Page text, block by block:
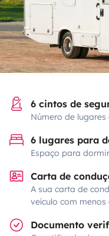
6 cintos de
Número de
6 lugares para
Espaço para
Carta de
A sua carta de
veículo com menos
Documento